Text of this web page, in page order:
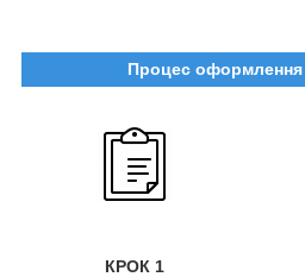
Процес оформлення
КРОК 1